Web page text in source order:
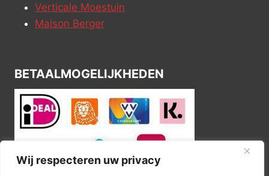
Wij respecteren uw privacy
Verticale Moestuin
Maison Berger
BETAALMOGELIJKHEDEN